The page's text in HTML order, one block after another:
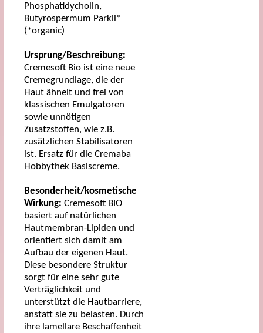
Phosphatidycholin,
Butyrospermum Parkii*
(*organic)
Ursprung/Beschreibung:
Cremesoft Bio ist eine neue
Cremegrundlage, die der
Haut ähnelt und frei von
klassischen Emulgatoren
sowie unnötigen
Zusatzstoffen, wie z.B.
zusätzlichen Stabilisatoren
ist. Ersatz für die Cremaba
Hobbythek Basiscreme.
Besonderheit/kosmetische
Wirkung: Cremesoft BIO
basiert auf natürlichen
Hautmembran-Lipiden und
orientiert sich damit am
Aufbau der eigenen Haut.
Diese besondere Struktur
sorgt für eine sehr gute
Verträglichkeit und
unterstützt die Hautbarriere,
anstatt sie zu belasten. Durch
ihre lamellare Beschaffenheit